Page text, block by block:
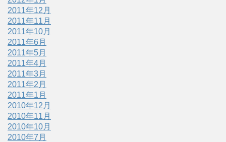
2011年12月
2011年11月
2011年10月
2011年6月
2011年5月
2011年4月
2011年3月
2011年2月
2011年1月
2010年12月
2010年11月
2010年10月
2010年7月